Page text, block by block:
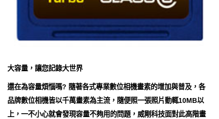
大容量，讓您記錄大世界
還在為容量煩惱嗎? 隨著各式專業數位相機畫素的增加與普及，各
品牌數位相機皆以千萬畫素為主流，隨便照一張照片動輒10MB以
上，一不小心就會發現容量不夠用的問題，威剛科技面對此高階畫